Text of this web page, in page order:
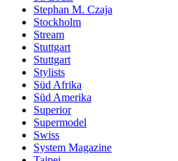
Stephan M. Czaja
Stockholm
Stream
Stuttgart
Stuttgart
Stylists
Süd Afrika
Süd Amerika
Superior
Supermodel
Swiss
System Magazine